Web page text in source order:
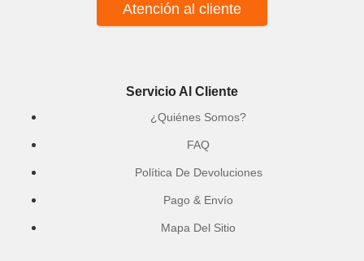
Atención al cliente
Servicio Al Cliente
¿Quiénes Somos?
FAQ
Política De Devoluciones
Pago & Envío
Mapa Del Sitio